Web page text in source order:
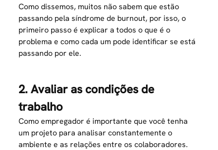
Como dissemos, muitos não sabem que estão
passando pela síndrome de burnout, por isso, o
primeiro passo é explicar a todos o que é o
problema e como cada um pode identificar se está
passando por ele.
2. Avaliar as condições de
trabalho
Como empregador é importante que você tenha
um projeto para analisar constantemente o
ambiente e as relações entre os colaboradores.